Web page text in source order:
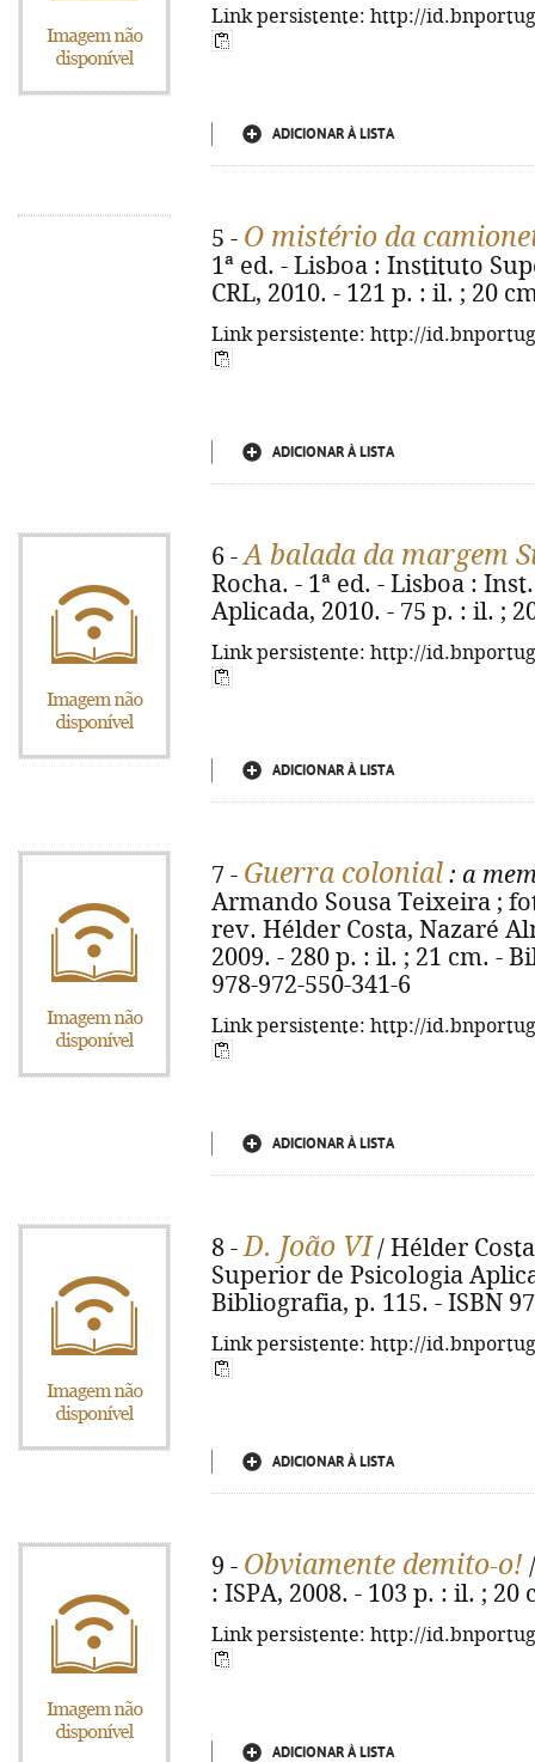
Link persistente: http://
ADICIONAR À LISTA
5 - O mistério da
1ª ed. - Lisboa : Instituto
CRL, 2010. - 121 p. : il. ; 20
Link persistente: http://
ADICIONAR À LISTA
6 -A balada da margem
Rocha. - 1ª ed. - Lisboa :
Aplicada, 2010. - 75 p. : il. ;
Link persistente: http://
ADICIONAR À LISTA
7 - Guerra colonial : a
Armando Sousa Teixeira ;
rev. Hélder Costa, Nazaré
2009. - 280 p. : il. ; 21 cm. -
978-972-550-341-6
Link persistente: http://
ADICIONAR À LISTA
8 -D. João VI / Hélder
Superior de Psicologia
Bibliografia, p. 115. - ISBN
Link persistente: http://
ADICIONAR À LISTA
9 - Obviamente demito-o!
: ISPA, 2008. - 103 p. : il. ; 20
Link persistente: http://
ADICIONAR À LISTA